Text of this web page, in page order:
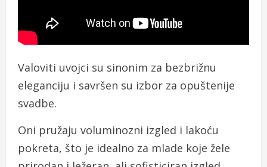
Valoviti uvojci su sinonim za bezbrižnu
eleganciju i savršen su izbor za opuštenije
svadbe.
Oni pružaju voluminozni izgled i lakoću
pokreta, što je idealno za mlade koje žele